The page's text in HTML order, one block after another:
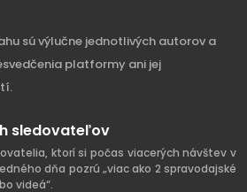
sú výlučne jednotlivých autorov a
platformy ani jej
sledovateľov
ktorí si počas viacerých návštev v
dňa pozrú „viac ako 2 spravodajské
videá“.